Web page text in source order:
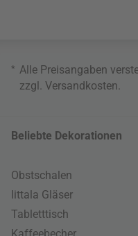
* Alle Preisangaben
zzgl. Versandkosten.
Beliebte Dekorationen
Obstschalen
Iittala Gläser
Tabletttisch